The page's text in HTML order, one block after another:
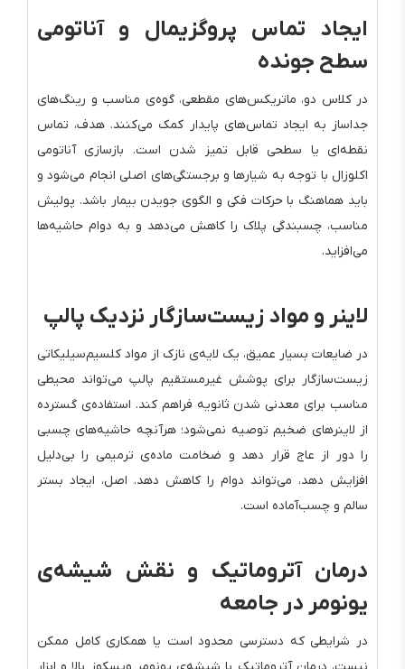
ایجاد تماس پروگزیمال و آناتومی
سطح جونده
در کلاس دو، ماتریکس‌های مقطعی، گوه‌ی مناسب و رینگ‌های
جداساز به ایجاد تماس‌های پایدار کمک می‌کنند. هدف، تماس
نقطه‌ای یا سطحی قابل تمیز شدن است. بازسازی آناتومی
اکلوزال با توجه به شیارها و برجستگی‌های اصلی انجام می‌شود و
باید هماهنگ با حرکات فکی و الگوی جویدن بیمار باشد. پولیش
مناسب، چسبندگی پلاک را کاهش می‌دهد و به دوام حاشیه‌ها
می‌افزاید.
لاینر و مواد زیست‌سازگار نزدیک پالپ
در ضایعات بسیار عمیق، یک لایه‌ی نازک از مواد کلسیم‌سیلیکاتی
زیست‌سازگار برای پوشش غیرمستقیم پالپ می‌تواند محیطی
مناسب برای معدنی شدن ثانویه فراهم کند. استفاده‌ی گسترده
از لاینرهای ضخیم توصیه نمی‌شود؛ هرآنچه حاشیه‌های چسبی
را دور از عاج قرار دهد و ضخامت ماده‌ی ترمیمی را بی‌دلیل
افزایش دهد، می‌تواند دوام را کاهش دهد. اصل، ایجاد بستر
سالم و چسب‌آماده است.
درمان آتروماتیک و نقش شیشه‌ی
یونومر در جامعه
در شرایطی که دسترسی محدود است یا همکاری کامل ممکن